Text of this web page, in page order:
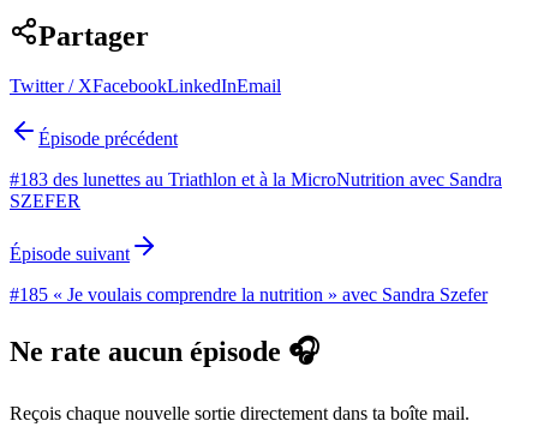
Partager
Twitter / XFacebookLinkedInEmail
Épisode précédent
#183 des lunettes au Triathlon et à la MicroNutrition avec Sandra
SZEFER
Épisode suivant
#185 « Je voulais comprendre la nutrition » avec Sandra Szefer
Ne rate aucun épisode 🎧
Reçois chaque nouvelle sortie directement dans ta boîte mail.